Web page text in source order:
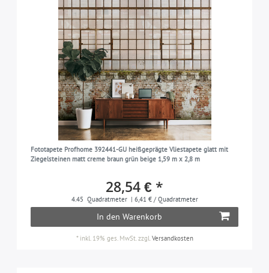
Fototapete Profhome 392441-GU heißgeprägte Vliestapete glatt mit
Ziegelsteinen matt creme braun grün beige 1,59 m x 2,8 m
28,54 € *
4.45 Quadratmeter | 6,41 € / Quadratmeter
In den Warenkorb
* inkl. 19% ges. MwSt.zzgl.Versandkosten